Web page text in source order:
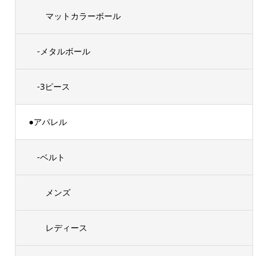
マットカラーボール
-メタルボール
-3ピース
●アパレル
-ベルト
メンズ
レディース